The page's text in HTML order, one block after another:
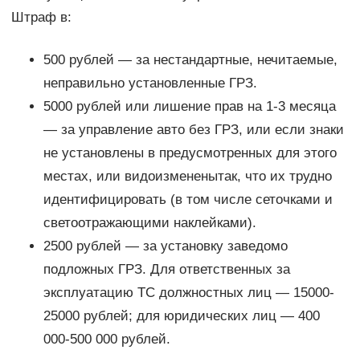
Штраф в:
500 рублей — за нестандартные, нечитаемые,
неправильно установленные ГРЗ.
5000 рублей или лишение прав на 1-3 месяца
— за управление авто без ГРЗ, или если знаки
не установлены в предусмотренных для этого
местах, или видоизмененытак, что их трудно
идентифицировать (в том числе сеточками и
светоотражающими наклейками).
2500 рублей — за установку заведомо
подложных ГРЗ. Для ответственных за
эксплуатацию ТС должностных лиц — 15000-
25000 рублей; для юридических лиц — 400
000-500 000 рублей.